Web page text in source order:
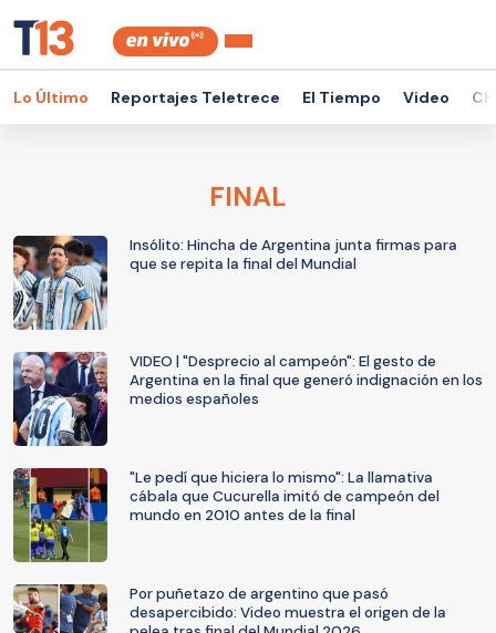
Lo Último Reportajes Teletrece El Tiempo Video
FINAL
Insólito: Hincha de Argentina junta firmas para
que se repita la final del Mundial
VIDEO | "Desprecio al campeón": El gesto de
Argentina en la final que generó indignación en los
medios españoles
"Le pedí que hiciera lo mismo": La llamativa
cábala que Cucurella imitó de campeón del
mundo en 2010 antes de la final
Por puñetazo de argentino que pasó
desapercibido: Video muestra el origen de la